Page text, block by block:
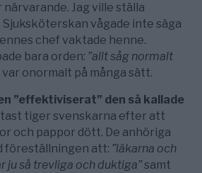
Jag ville ställa
Sjuksköterskan vågade inte säga
chef vaktade henne.
bara orden: ”allt såg normalt
var onormalt på många sätt.
”effektiviserat” den så kallade
tiger svenskarna efter att
och pappor dött. De anhöriga
föreställningen att: ”läkarna och
ju så trevliga och duktiga”samt